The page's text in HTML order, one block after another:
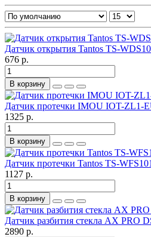
Датчик открытия Tantos TS-
676 р.
В корзину
Датчик протечки IMOU IOT-ZL1-
1325 р.
В корзину
Датчик протечки Tantos TS-WFS101
1127 р.
В корзину
Датчик разбития стекла AX PRO
2890 р.